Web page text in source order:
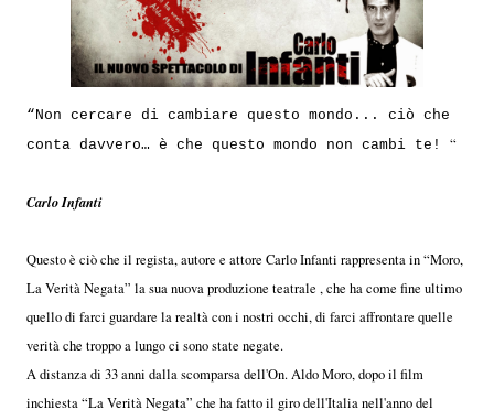
“Non cercare di cambiare questo mondo... ciò che
conta davvero… è che questo mondo non cambi te! “
Carlo Infanti
Questo è ciò che il regista, autore e attore Carlo Infanti rappresenta in “Moro,
La Verità Negata” la sua nuova produzione teatrale , che ha come fine ultimo
quello di farci guardare la realtà con i nostri occhi, di farci affrontare quelle
verità che troppo a lungo ci sono state negate.
A distanza di 33 anni dalla scomparsa dell'On. Aldo Moro, dopo il film
inchiesta “La Verità Negata” che ha fatto il giro dell'Italia nell'anno del